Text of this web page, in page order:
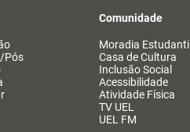
Pós
Comunidade
Moradia Estudantil
Casa de Cultura
Inclusão Social
Acessibilidade
Atividade Física
TV UEL
UEL FM